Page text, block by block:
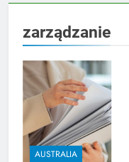
zarządzanie
AUSTRALIA